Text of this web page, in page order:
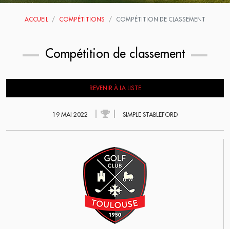
ACCUEIL COMPÉTITIONS COMPÉTITION DE CLASSEMENT
Compétition de classement
REVENIR À LA LISTE
19 MAI 2022 SIMPLE STABLEFORD